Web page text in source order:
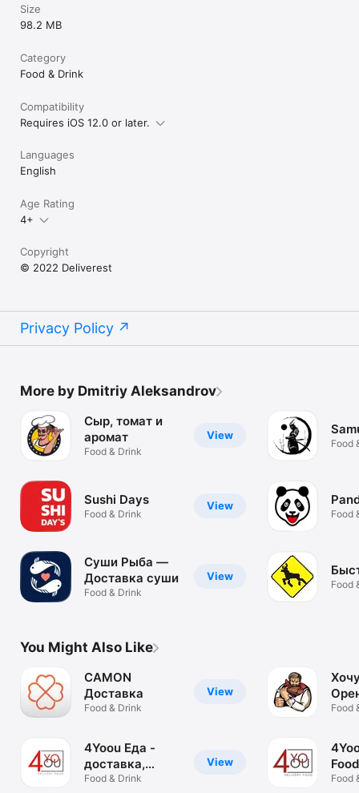
Size
98.2 MB
Category
Food & Drink
Compatibility
Requires iOS 12.0 or later.
Languages
English
Age Rating
4+
Copyright
© 2022 Deliverest
Privacy Policy
More by Dmitriy Aleksandrov
View
Сыр, томат и
аромат
Food & Drink
View
Sushi Days
Food & Drink
View
Суши Рыба —
Доставка суши
Food & Drink
Food
Food
Food
You Might Also Like
View
CAMON
Доставка
Food & Drink
View
4Yoou Еда -
доставка,
ресторан
Food & Drink
Food
Food
Food